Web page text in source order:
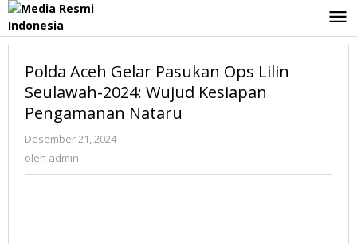
Lewati
ke
konten
Polda Aceh Gelar Pasukan Ops Lilin
Seulawah-2024: Wujud Kesiapan
Pengamanan Nataru
Desember 21, 2024
oleh admin